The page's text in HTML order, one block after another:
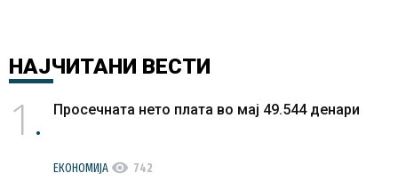
НАЈЧИТАНИ ВЕСТИ
1 Просечната нето плата во мај 49.544 денари
ЕКОНОМИЈА visibility 742